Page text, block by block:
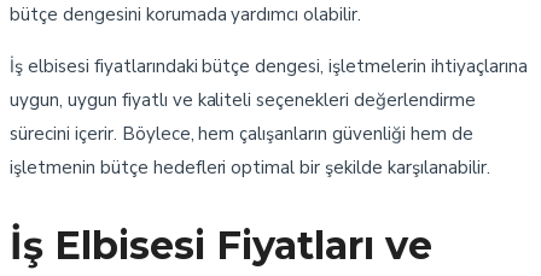
bütçe dengesini korumada yardımcı olabilir.
İş elbisesi fiyatlarındaki bütçe dengesi, işletmelerin ihtiyaçlarına
uygun, uygun fiyatlı ve kaliteli seçenekleri değerlendirme
sürecini içerir. Böylece, hem çalışanların güvenliği hem de
işletmenin bütçe hedefleri optimal bir şekilde karşılanabilir.
İş Elbisesi Fiyatları ve